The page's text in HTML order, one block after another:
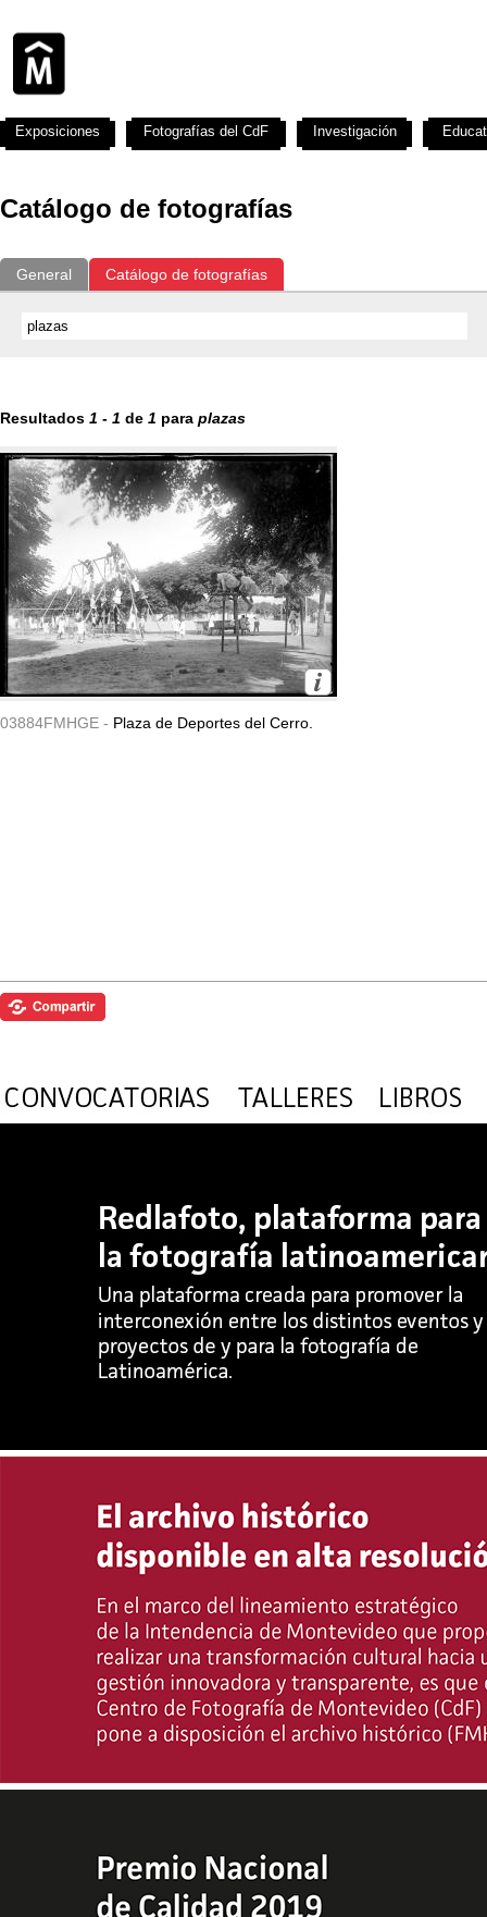
Catálogo de fotografías
General Catálogo de fotografías
Resultados 1 - 1 de 1 para plazas
03884FMHGE - Plaza de Deportes del Cerro.
Exposiciones Fotografías del CdF Investigación